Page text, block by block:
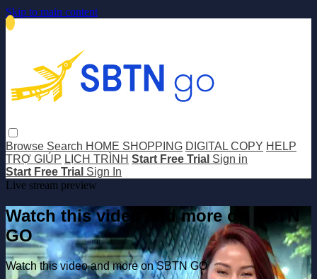
Skip to main content
Browse Search HOME SHOPPING DIGITAL COPY HELP
TRỢ GIÚP LỊCH TRÌNH Start Free Trial Sign in
Start Free Trial Sign In
Live stream preview
Watch this video and more on SBTN
GO
Watch this video and more on SBTN GO